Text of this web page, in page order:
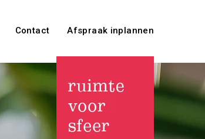
Contact Afspraak inplannen